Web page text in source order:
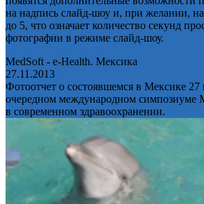
на надпись слайд-шоу и, при желании,
до 5, что означает количество секунд
фотографии в режиме слайд-шоу.
MedSoft - e-Health. Мексика
27.11.2013
Фотоотчет о состоявшемся в Мексике 27
очередном международном симпозиуме
в современном здравоохранении.